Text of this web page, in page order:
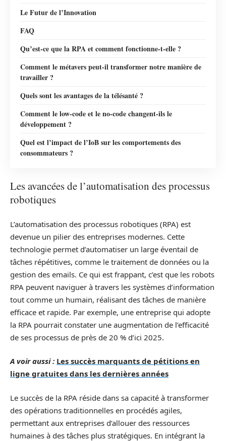
Le Futur de l’Innovation
FAQ
Qu’est-ce que la RPA et comment fonctionne-t-elle ?
Comment le métavers peut-il transformer notre manière de
travailler ?
Quels sont les avantages de la télésanté ?
Comment le low-code et le no-code changent-ils le
développement ?
Quel est l’impact de l’IoB sur les comportements des
consommateurs ?
Les avancées de l’automatisation des processus
robotiques
L’automatisation des processus robotiques (RPA) est
devenue un pilier des entreprises modernes. Cette
technologie permet d’automatiser un large éventail de
tâches répétitives, comme le traitement de données ou la
gestion des emails. Ce qui est frappant, c’est que les robots
RPA peuvent naviguer à travers les systèmes d’information
tout comme un humain, réalisant des tâches de manière
efficace et rapide. Par exemple, une entreprise qui adopte
la RPA pourrait constater une augmentation de l’efficacité
de ses processus de près de 20 % d’ici 2025.
A voir aussi : Les succès marquants de pétitions en
ligne gratuites dans les dernières années
Le succès de la RPA réside dans sa capacité à transformer
des opérations traditionnelles en procédés agiles,
permettant aux entreprises d’allouer des ressources
humaines à des tâches plus stratégiques. En intégrant la